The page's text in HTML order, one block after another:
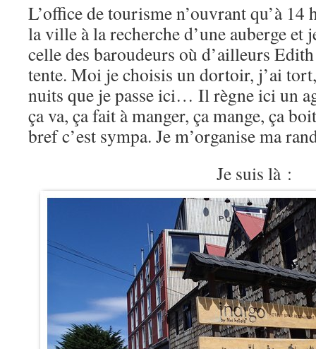
L’office de tourisme n’ouvrant qu’à 14
la ville à la recherche d’une auberge et
celle des baroudeurs où d’ailleurs
tente. Moi je choisis un dortoir, j’ai
nuits que je passe ici… Il règne ici un
ça va, ça fait à manger, ça mange, ça
bref c’est sympa. Je m’organise ma
Je suis là :